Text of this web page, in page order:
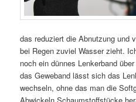
das reduziert die Abnutzung und
bei Regen zuviel Wasser zieht.
noch ein dünnes Lenkerband
das Geweband lässt sich das
wechseln, ohne das man die